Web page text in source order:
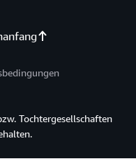
Tochtergesellschaften